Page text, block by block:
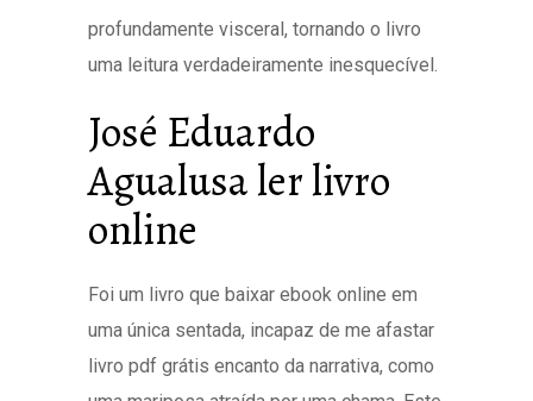
profundamente visceral, tornando o livro
uma leitura verdadeiramente inesquecível.
José Eduardo
Agualusa ler livro
online
Foi um livro que baixar ebook online em
uma única sentada, incapaz de me afastar
livro pdf grátis encanto da narrativa, como